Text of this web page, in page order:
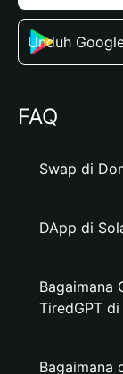
Unduh
FAQ
Swap di
DApp di
Bagaimana
TiredGPT
Bagaimana